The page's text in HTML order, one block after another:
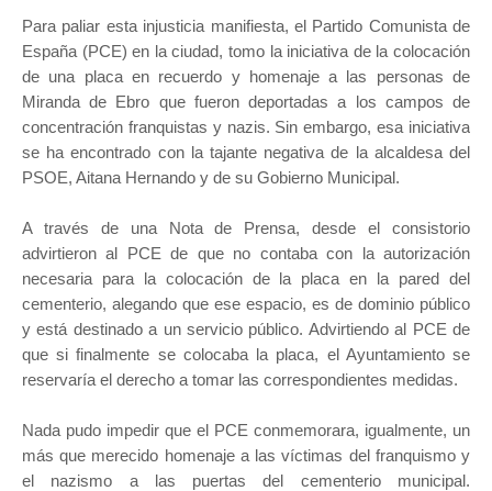
Para paliar esta injusticia manifiesta, el Partido Comunista de
España (PCE) en la ciudad, tomo la iniciativa de la colocación
de una placa en recuerdo y homenaje a las personas de
Miranda de Ebro que fueron deportadas a los campos de
concentración franquistas y nazis. Sin embargo, esa iniciativa
se ha encontrado con la tajante negativa de la alcaldesa del
PSOE, Aitana Hernando y de su Gobierno Municipal.
A través de una Nota de Prensa, desde el consistorio
advirtieron al PCE de que no contaba con la autorización
necesaria para la colocación de la placa en la pared del
cementerio, alegando que ese espacio, es de dominio público
y está destinado a un servicio público. Advirtiendo al PCE de
que si finalmente se colocaba la placa, el Ayuntamiento se
reservaría el derecho a tomar las correspondientes medidas.
Nada pudo impedir que el PCE conmemorara, igualmente, un
más que merecido homenaje a las víctimas del franquismo y
el nazismo a las puertas del cementerio municipal.